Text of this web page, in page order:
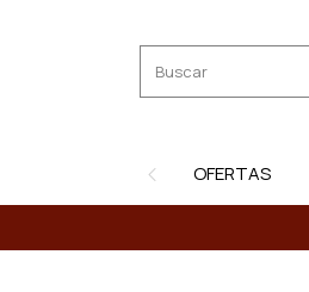
OFERTAS